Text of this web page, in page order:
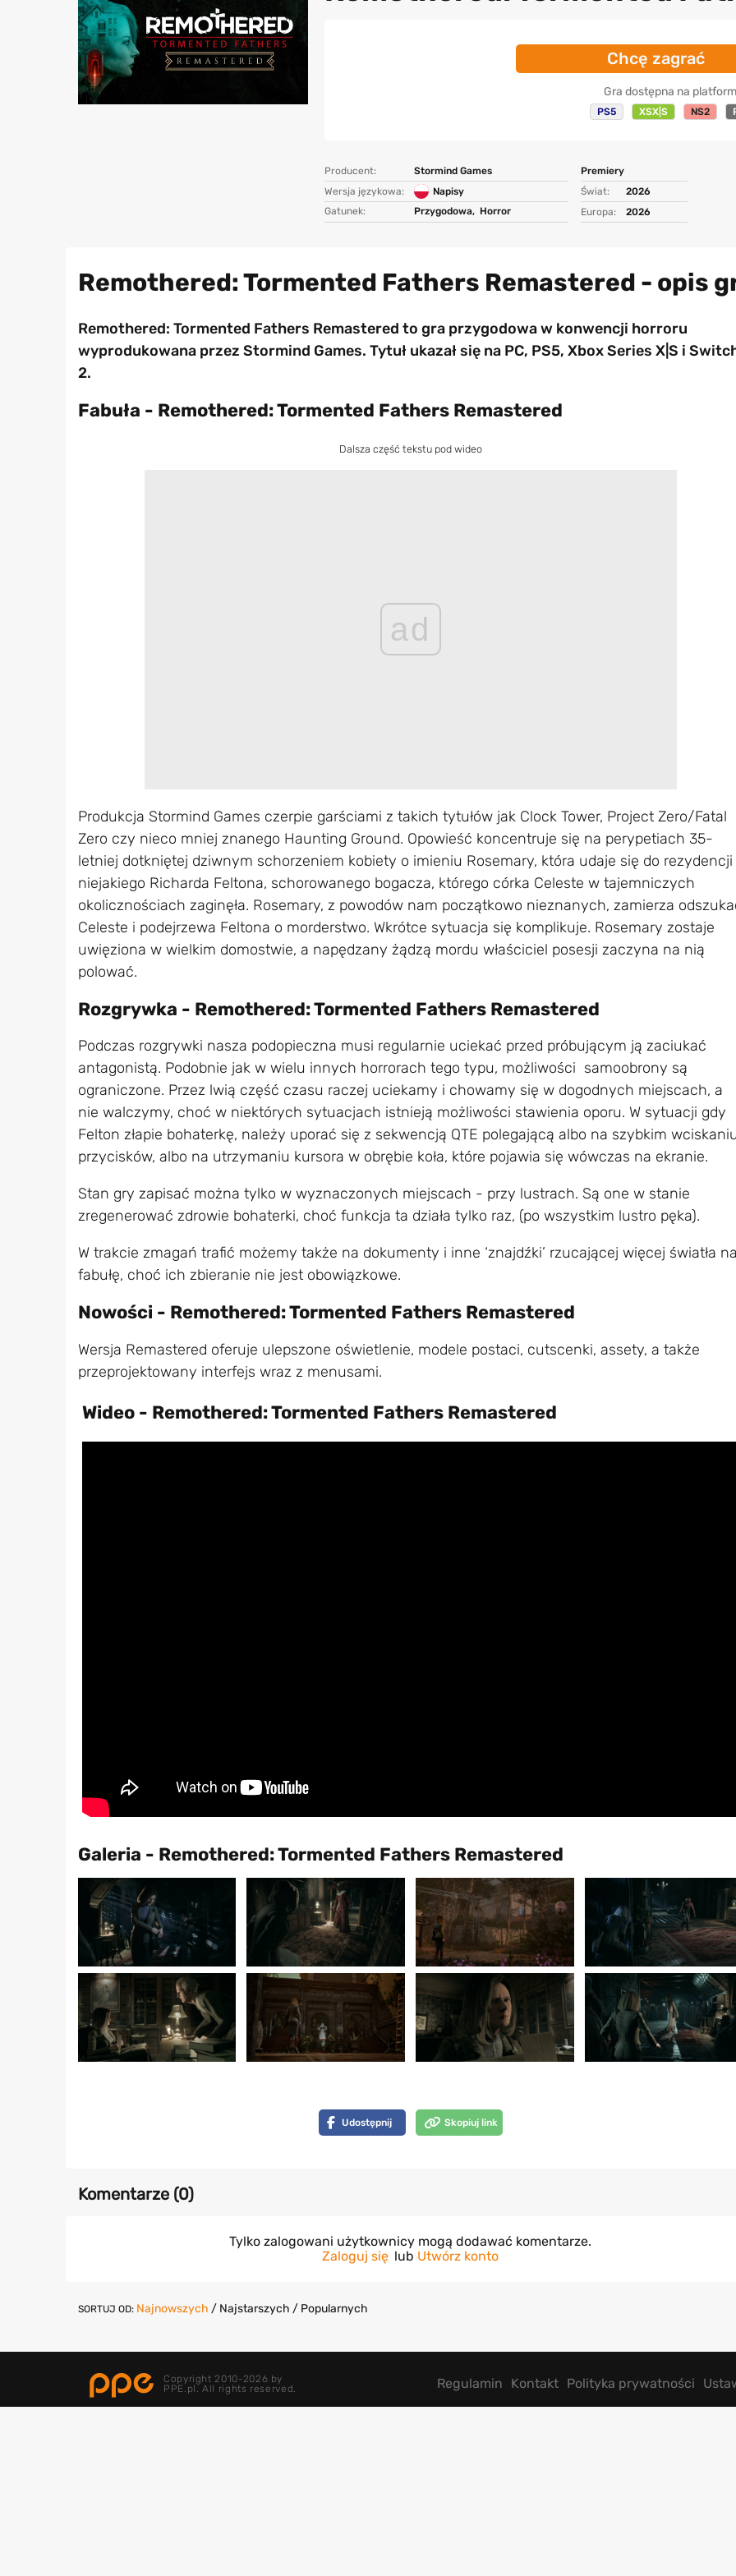
Chcę zagrać
Gra dostępna na
PS5 XSX|S NS2
Producent:
Stormind Games
Wersja językowa:
Napisy
Gatunek:
Przygodowa, Horror
Premiery
Świat:
2026
Europa:
2026
Remothered: Tormented Fathers Remastered - opis
Remothered: Tormented Fathers Remastered to gra przygodowa w konwencji horroru
wyprodukowana przez Stormind Games. Tytuł ukazał się na PC, PS5, Xbox Series X|S i
2.
Fabuła - Remothered: Tormented Fathers Remastered
Dalsza część tekstu pod wideo
ad
Produkcja Stormind Games czerpie garściami z takich tytułów jak Clock Tower, Project Zero/Fatal
Zero czy nieco mniej znanego Haunting Ground. Opowieść koncentruje się na perypetiach 35-
letniej dotkniętej dziwnym schorzeniem kobiety o imieniu Rosemary, która udaje się do rezydencji
niejakiego Richarda Feltona, schorowanego bogacza, którego córka Celeste w tajemniczych
okolicznościach zaginęła. Rosemary, z powodów nam początkowo nieznanych, zamierza
Celeste i podejrzewa Feltona o morderstwo. Wkrótce sytuacja się komplikuje. Rosemary zostaje
uwięziona w wielkim domostwie, a napędzany żądzą mordu właściciel posesji zaczyna na nią
polować.
Rozgrywka - Remothered: Tormented Fathers Remastered
Podczas rozgrywki nasza podopieczna musi regularnie uciekać przed próbującym ją zaciukać
antagonistą. Podobnie jak w wielu innych horrorach tego typu, możliwości samoobrony są
ograniczone. Przez lwią część czasu raczej uciekamy i chowamy się w dogodnych miejscach, a
nie walczymy, choć w niektórych sytuacjach istnieją możliwości stawienia oporu. W sytuacji gdy
Felton złapie bohaterkę, należy uporać się z sekwencją QTE polegającą albo na szybkim
przycisków, albo na utrzymaniu kursora w obrębie koła, które pojawia się wówczas na ekranie.
Stan gry zapisać można tylko w wyznaczonych miejscach - przy lustrach. Są one w stanie
zregenerować zdrowie bohaterki, choć funkcja ta działa tylko raz, (po wszystkim lustro pęka).
W trakcie zmagań trafić możemy także na dokumenty i inne ‘znajdźki’ rzucającej więcej światła
fabułę, choć ich zbieranie nie jest obowiązkowe.
Nowości - Remothered: Tormented Fathers Remastered
Wersja Remastered oferuje ulepszone oświetlenie, modele postaci, cutscenki, assety, a także
przeprojektowany interfejs wraz z menusami.
Wideo - Remothered: Tormented Fathers Remastered
Galeria - Remothered: Tormented Fathers Remastered
Udostępnij Skopiuj link
Komentarze (0)
Tylko zalogowani użytkownicy mogą dodawać komentarze.
Zaloguj się lub Utwórz konto
SORTUJ OD: Najnowszych / Najstarszych / Popularnych
Copyright 2010-2026 by
PPE.pl. All rights reserved.
Regulamin Kontakt Polityka prywatności